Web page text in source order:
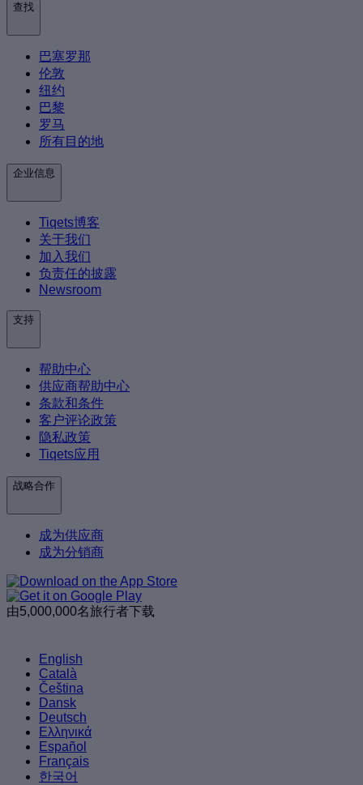
查找
巴塞罗那
伦敦
纽约
巴黎
罗马
所有目的地
企业信息
Tiqets博客
关于我们
加入我们
负责任的披露
Newsroom
支持
帮助中心
供应商帮助中心
条款和条件
客户评论政策
隐私政策
Tiqets应用
战略合作
成为供应商
成为分销商
由5,000,000名旅行者下载
English
Català
Čeština
Dansk
Deutsch
Ελληνικά
Español
Français
한국어